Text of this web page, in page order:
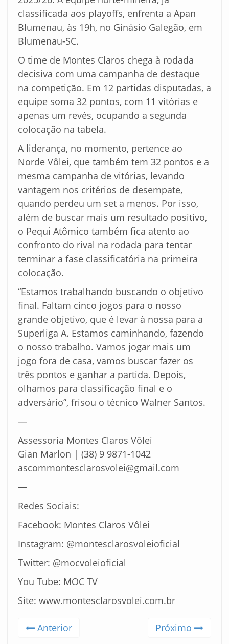
classificada aos playoffs, enfrenta a Apan
Blumenau, às 19h, no Ginásio Galegão, em
Blumenau-SC.
O time de Montes Claros chega à rodada
decisiva com uma campanha de destaque
na competição. Em 12 partidas disputadas, a
equipe soma 32 pontos, com 11 vitórias e
apenas um revés, ocupando a segunda
colocação na tabela.
A liderança, no momento, pertence ao
Norde Vôlei, que também tem 32 pontos e a
mesma campanha de vitórias, levando
vantagem nos critérios de desempate,
quando perdeu um set a menos. Por isso,
além de buscar mais um resultado positivo,
o Pequi Atômico também fica atento ao
confronto do rival na rodada para tentar
terminar a fase classificatória na primeira
colocação.
“Estamos trabalhando buscando o objetivo
final. Faltam cinco jogos para o nosso
grande objetivo, que é levar à nossa para a
Superliga A. Estamos caminhando, fazendo
o nosso trabalho. Vamos jogar mais um
jogo fora de casa, vamos buscar fazer os
três pontos e ganhar a partida. Depois,
olhamos para classificação final e o
adversário”, frisou o técnico Walner Santos.
—
Assessoria Montes Claros Vôlei
Gian Marlon | (38) 9 9871-1042
ascommontesclarosvolei@gmail.com
—
Redes Sociais:
Facebook: Montes Claros Vôlei
Instagram: @montesclarosvoleioficial
Twitter: @mocvoleioficial
You Tube: MOC TV
Site: www.montesclarosvolei.com.br
Anterior Próximo